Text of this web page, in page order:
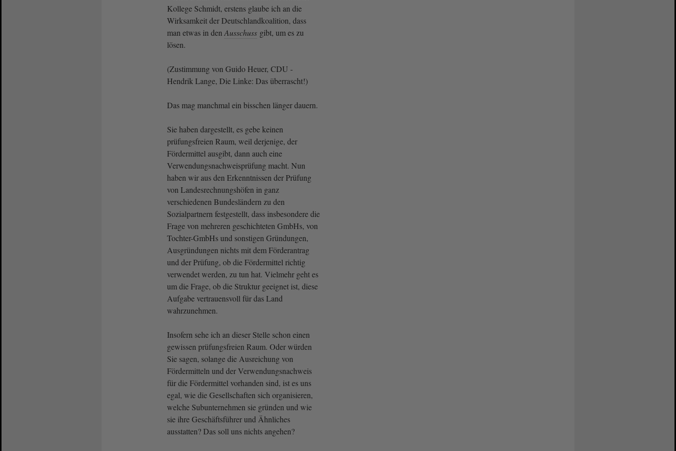
Kollege Schmidt, erstens glaube ich an die
Wirksamkeit der Deutschlandkoalition, dass
man etwas in den Ausschuss gibt, um es zu
lösen.
(Zustimmung von Guido Heuer, CDU -
Hendrik Lange, Die Linke: Das überrascht!)
Das mag manchmal ein bisschen länger dauern.
Sie haben dargestellt, es gebe keinen
prüfungsfreien Raum, weil derjenige, der
Fördermittel ausgibt, dann auch eine
Verwendungsnachweisprüfung macht. Nun
haben wir aus den Erkenntnissen der Prüfung
von Landesrechnungshöfen in ganz
verschiedenen Bundesländern zu den
Sozialpartnern festgestellt, dass insbesondere die
Frage von mehreren geschichteten GmbHs, von
Tochter-GmbHs und sonstigen Gründungen,
Ausgründungen nichts mit dem Förderantrag
und der Prüfung, ob die Fördermittel richtig
verwendet werden, zu tun hat. Vielmehr geht es
um die Frage, ob die Struktur geeignet ist, diese
Aufgabe vertrauensvoll für das Land
wahrzunehmen.
Insofern sehe ich an dieser Stelle schon einen
gewissen prüfungsfreien Raum. Oder würden
Sie sagen, solange die Ausreichung von
Fördermitteln und der Verwendungsnachweis
für die Fördermittel vorhanden sind, ist es uns
egal, wie die Gesellschaften sich organisieren,
welche Subunternehmen sie gründen und wie
sie ihre Geschäftsführer und Ähnliches
ausstatten? Das soll uns nichts angehen?